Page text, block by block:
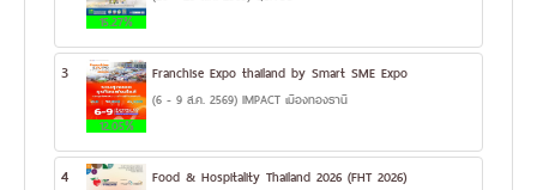
15.27%
3
12.05%
Franchise Expo thailand by Smart SME Expo
(6 - 9 ส.ค. 2569) IMPACT เมืองทองธานี
4 Food & Hospitality Thailand 2026 (FHT 2026)